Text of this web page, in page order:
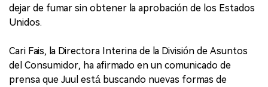
dejar de fumar sin obtener la aprobación de los Estados
Unidos.
Cari Fais, la Directora Interina de la División de Asuntos
del Consumidor, ha afirmado en un comunicado de
prensa que Juul está buscando nuevas formas de